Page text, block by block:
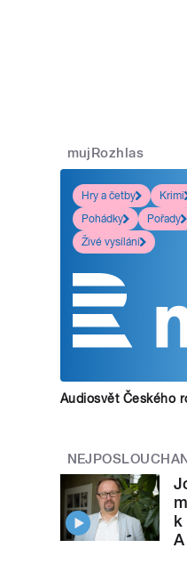
mujRozhlas
Hry a četby
Krimi
Pohádky
Pořady
Živé vysílání
Audiosvět Českého
k